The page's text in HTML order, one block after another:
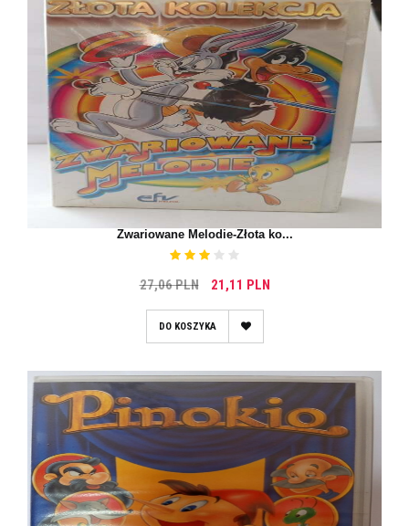
Zwariowane Melodie-Złota ko...
27,06 PLN 21,11 PLN
DO KOSZYKA